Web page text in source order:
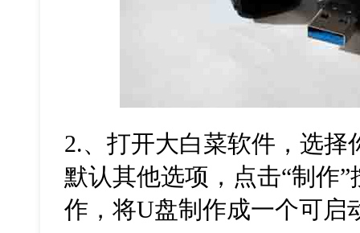
2.、打开大白菜软件，选择
默认其他选项，点击“制作”
作，将U盘制作成一个可启